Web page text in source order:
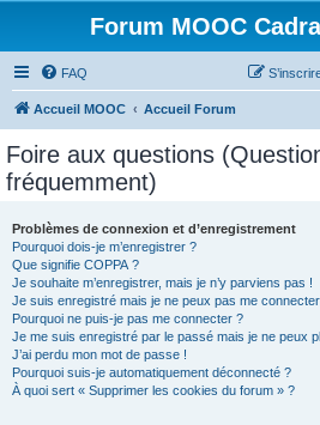
Forum MOOC
FAQ
Accueil MOOC Accueil Forum
Foire aux questions
fréquemment)
Problèmes de connexion et d’enregistrement
Pourquoi dois-je m’enregistrer ?
Que signifie COPPA ?
Je souhaite m’enregistrer, mais je n’y parviens pas !
Je suis enregistré mais je ne peux pas me
Pourquoi ne puis-je pas me connecter ?
Je me suis enregistré par le passé mais je ne peux
J’ai perdu mon mot de passe !
Pourquoi suis-je automatiquement déconnecté ?
À quoi sert « Supprimer les cookies du forum » ?